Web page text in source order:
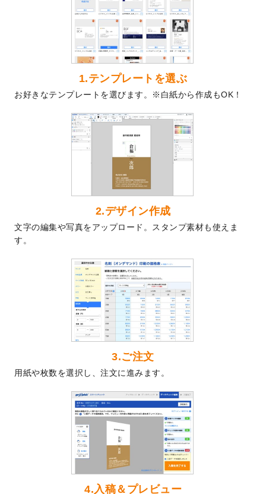
を公開いたしました。
喪中はがきのデザインテンプレート
いたしました。
2025年版1月始まりのカレンダーデザイン
テンプレート
を公開いたしました。
なりました！
プラスチックカードのデザインテンプレー
トを追加しました。
回数券のデザインテンプレート
した。
暑中見舞いのデザインテンプレート
しました。
メッセージカードのデザインテンプレート
を追加しました。
2024/6/14
エコノミータイプののぼりが作成できるよ
うになりました！
【新商品】のぼり
が作成できるようになり
ました！
DMのデザインテンプレートを追加しまし
た。
【新商品】ステッカー
なりました！
2024年版4月始まりのカレンダーデザイン
テンプレートを公開いたしました。
2024年辰年の年賀ポスターデザインテンプ
レート
を公開いたしました。
箔押し年賀状のデザインテンプレート
開いたしました。
クリアファイル、封筒、うちわにてオリジ
1.テンプレートを選ぶ
お好きなテンプレートを選びます。※白紙から作成もOK！
2.デザイン作成
文字の編集や写真をアップロード。スタンプ素材も使えま
す。
3.ご注文
用紙や枚数を選択し、注文に進みます。
4.入稿＆プレビュー